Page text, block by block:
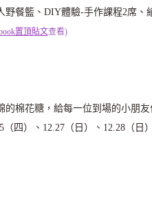
餐籃、DIY體驗-手作課程2席、
置頂貼文查看)
棉花糖，給每一位到場的小朋
（四）、12.27（日）、12.28（日